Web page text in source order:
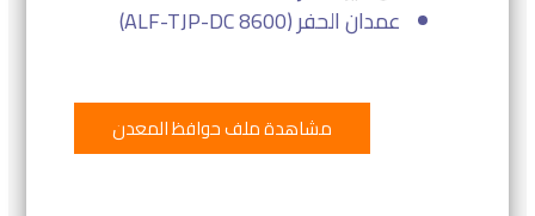
عمدان الحفر (ALF-TJP-DC 8600)
مشاهدة ملف حوافظ المعدن